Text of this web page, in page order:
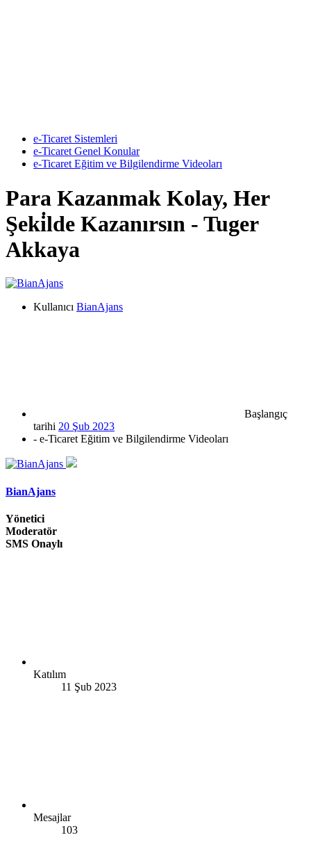
e-Ticaret Sistemleri
e-Ticaret Genel Konular
e-Ticaret Eğitim ve Bilgilendirme Videoları
Para Kazanmak Kolay, Her
Şeki̇lde Kazanırsın - Tuger
Akkaya
Kullanıcı BianAjans
Başlangıç
tarihi 20 Şub 2023
- e-Ticaret Eğitim ve Bilgilendirme Videoları
BianAjans
Yönetici
Moderatör
SMS Onaylı
Katılım
11 Şub 2023
Mesajlar
103